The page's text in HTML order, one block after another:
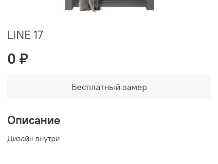
LINE 17
0 ₽
Бесплатный замер
Описание
Дизайн внутри